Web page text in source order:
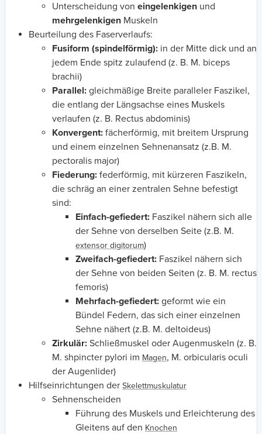
Unterscheidung von eingelenkigen und
mehrgelenkigen Muskeln
Beurteilung des Faserverlaufs:
Fusiform (spindelförmig): in der Mitte dick und an
jedem Ende spitz zulaufend (z. B. M. biceps
brachii)
Parallel: gleichmäßige Breite paralleler Faszikel,
die entlang der Längsachse eines Muskels
verlaufen (z. B. Rectus abdominis)
Konvergent: fächerförmig, mit breitem Ursprung
und einem einzelnen Sehnenansatz (z.B. M.
pectoralis major)
Fiederung: federförmig, mit kürzeren Faszikeln,
die schräg an einer zentralen Sehne befestigt
sind:
Einfach-gefiedert: Faszikel nähern sich alle
der Sehne von derselben Seite (z.B. M.
extensor digitorum)
Zweifach-gefiedert: Faszikel nähern sich
der Sehne von beiden Seiten (z. B. M. rectus
femoris)
Mehrfach-gefiedert: geformt wie ein
Bündel Federn, das sich einer einzelnen
Sehne nähert (z.B. M. deltoideus)
Zirkulär: Schließmuskel oder Augenmuskeln (z. B.
M. shpincter pylori im Magen, M. orbicularis oculi
der Augenlider)
Hilfseinrichtungen der Skelettmuskulatur
Sehnenscheiden
Führung des Muskels und Erleichterung des
Gleitens auf den Knochen